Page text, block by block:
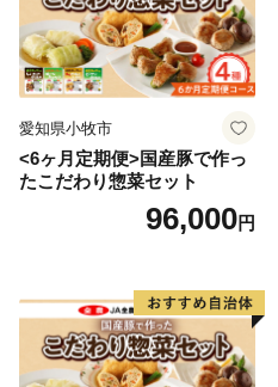
愛知県小牧市
<6ヶ月定期便>国産豚で作っ
たこだわり惣菜セット
96,000円